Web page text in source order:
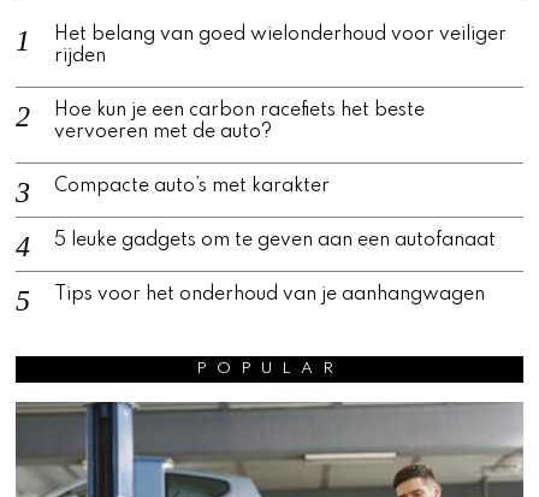
Het belang van goed wielonderhoud voor veiliger
rijden
Hoe kun je een carbon racefiets het beste
vervoeren met de auto?
Compacte auto’s met karakter
5 leuke gadgets om te geven aan een autofanaat
Tips voor het onderhoud van je aanhangwagen
POPULAR